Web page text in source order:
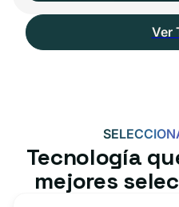
Ver
Tecnología
mejores